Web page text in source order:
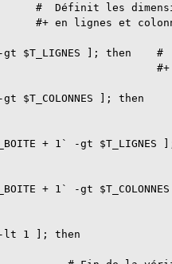
#  Définit les
#+ en lignes et
]; then    #
#+
]; then
+ 1` -gt $T_LIGNES
+ 1` -gt
1 ]; then